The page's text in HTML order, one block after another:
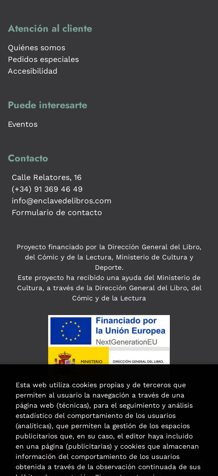
Atención al cliente
Quiénes somos
Pedidos especiales
Accesibilidad
Puede interesarte
Eventos
Contacto
Calle Relatores, 16
(+34) 91 369 46 49
info@enclavedelibros.com
Formulario de contacto
Proyecto financiado por la Dirección General del Libro,
del Cómic y de la Lectura, Ministerio de Cultura y
Deporte.
Este proyecto ha recibido una ayuda del Ministerio de
Cultura, a través de la Dirección General del Libro, del
Cómic y de la Lectura
Esta actividad ha recibido una ayuda
para la modernización de las librerías de
la Comunidad de Madrid
Esta web utiliza cookies propias y de terceros que
permiten al usuario la navegación a través de una
página web (técnicas), para el seguimiento y análisis
estadístico del comportamiento de los usuarios
(analíticas), que permiten la gestión de los espacios
publicitarios que, en su caso, el editor haya incluido
en una página (publicitarias) y cookies que almacenan
información del comportamiento de los usuarios
obtenida a través de la observación continuada de sus